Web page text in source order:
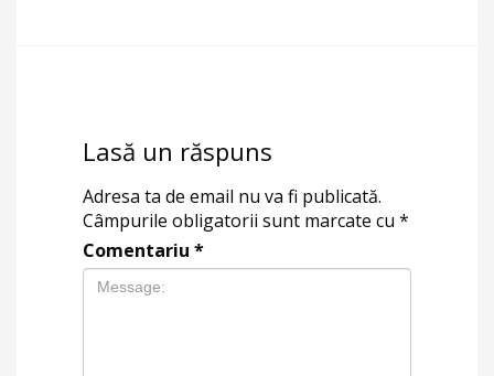
Lasă un răspuns
Adresa ta de email nu va fi publicată.
Câmpurile obligatorii sunt marcate cu *
Comentariu *